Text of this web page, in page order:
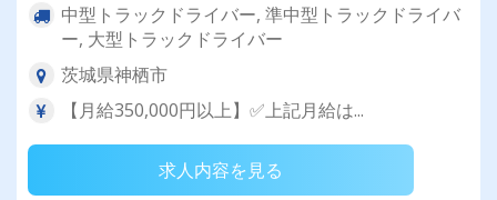
中型トラックドライバー, 準中型トラックドライバ
ー, 大型トラックドライバー
茨城県神栖市
【月給350,000円以上】✅上記月給は...
求人内容を見る